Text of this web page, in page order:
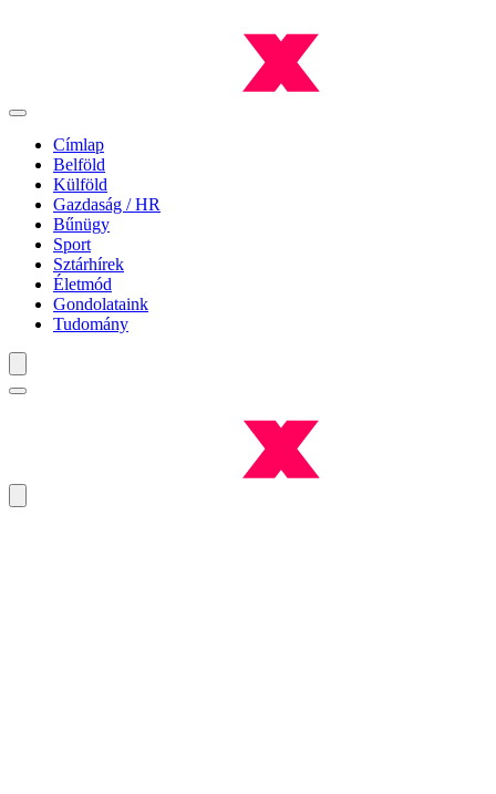
Címlap
Belföld
Külföld
Gazdaság / HR
Bűnügy
Sport
Sztárhírek
Életmód
Gondolataink
Tudomány